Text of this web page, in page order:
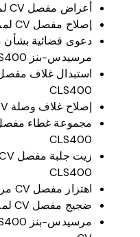
أعراض مفصل CV لمرسيدس-بنز CLS400
إصلاح مفصل CV لمرسيدس-بنز CLS400
مرسيدس-بنز CLS400
CLS400
إصلاح غلاف وصلة CV لمرسيدس بنز CLS400
CLS400
CLS400
اهتزاز مفصل CV مرسيدس-بنز CLS400
ضجيج مفصل CV لمرسيدس-بنز CLS400